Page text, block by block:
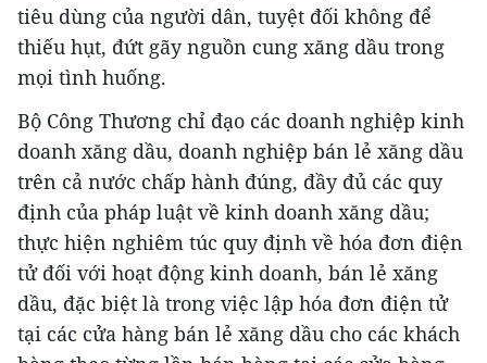
tiêu dùng của người dân, tuyệt đối không để
thiếu hụt, đứt gãy nguồn cung xăng dầu trong
mọi tình huống.
Bộ Công Thương chỉ đạo các doanh nghiệp kinh
doanh xăng dầu, doanh nghiệp bán lẻ xăng dầu
trên cả nước chấp hành đúng, đầy đủ các quy
định của pháp luật về kinh doanh xăng dầu;
thực hiện nghiêm túc quy định về hóa đơn điện
tử đối với hoạt động kinh doanh, bán lẻ xăng
dầu, đặc biệt là trong việc lập hóa đơn điện tử
tại các cửa hàng bán lẻ xăng dầu cho các khách